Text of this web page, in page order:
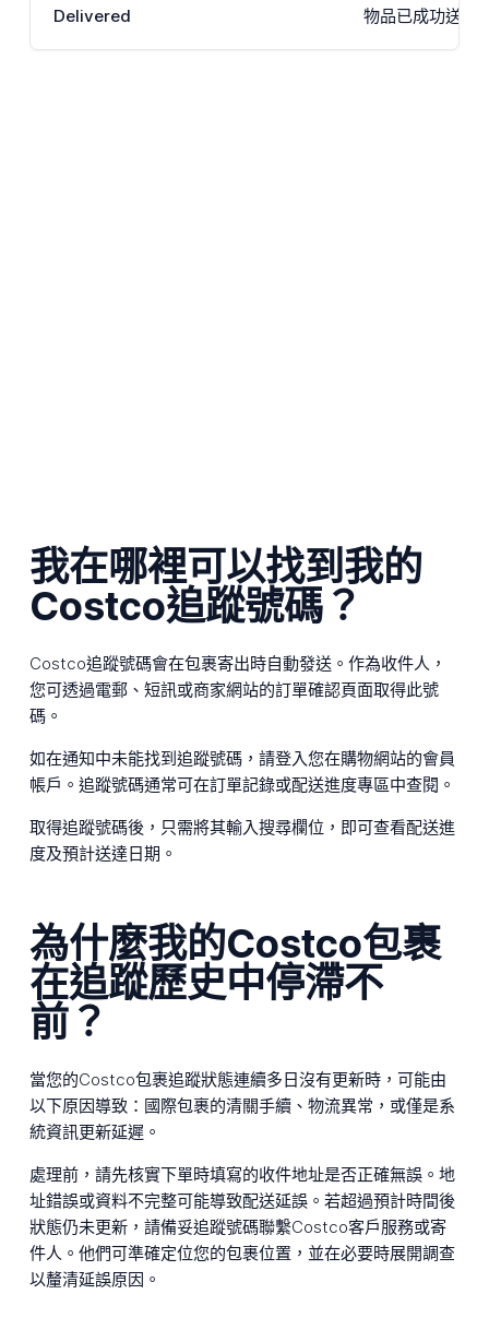
Delivered 物品已成功送達
我在哪裡可以找到我的
Costco追蹤號碼？
Costco追蹤號碼會在包裹寄出時自動發送。作為收件人，
您可透過電郵、短訊或商家網站的訂單確認頁面取得此號
碼。
如在通知中未能找到追蹤號碼，請登入您在購物網站的會員
帳戶。追蹤號碼通常可在訂單記錄或配送進度專區中查閱。
取得追蹤號碼後，只需將其輸入搜尋欄位，即可查看配送進
度及預計送達日期。
為什麼我的Costco包裹
在追蹤歷史中停滯不
前？
當您的Costco包裹追蹤狀態連續多日沒有更新時，可能由
以下原因導致：國際包裹的清關手續、物流異常，或僅是系
統資訊更新延遲。
處理前，請先核實下單時填寫的收件地址是否正確無誤。地
址錯誤或資料不完整可能導致配送延誤。若超過預計時間後
狀態仍未更新，請備妥追蹤號碼聯繫Costco客戶服務或寄
件人。他們可準確定位您的包裹位置，並在必要時展開調查
以釐清延誤原因。